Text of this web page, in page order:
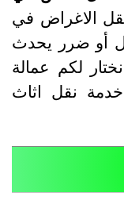
في
أو ضرر يحدث
لكم عمالة
نقل اثاث